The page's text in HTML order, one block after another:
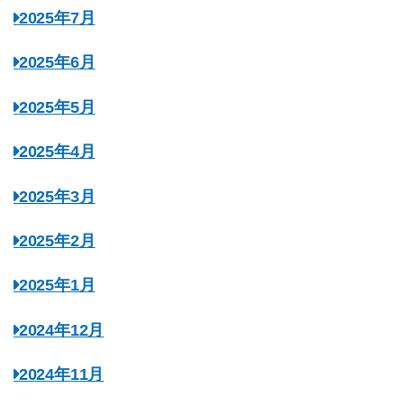
2025年7月
2025年6月
2025年5月
2025年4月
2025年3月
2025年2月
2025年1月
2024年12月
2024年11月